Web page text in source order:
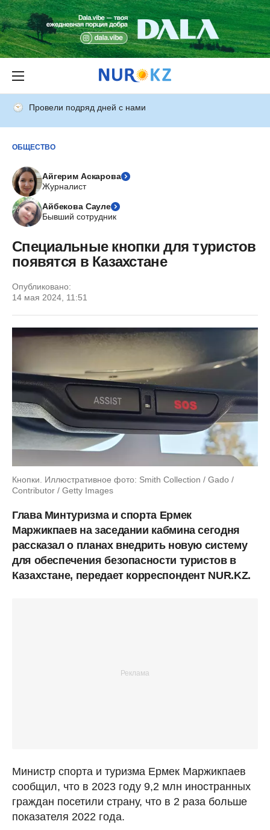
Провели подряд дней с нами
ОБЩЕСТВО
Айгерим Аскарова
Журналист
Айбекова Сауле
Бывший сотрудник
Специальные кнопки для туристов
появятся в Казахстане
Опубликовано:
14 мая 2024, 11:51
Кнопки. Иллюстративное фото: Smith Collection / Gado /
Contributor / Getty Images
Глава Минтуризма и спорта Ермек
Маржикпаев на заседании кабмина сегодня
рассказал о планах внедрить новую систему
для обеспечения безопасности туристов в
Казахстане, передает корреспондент NUR.KZ.
Министр спорта и туризма Ермек Маржикпаев
сообщил, что в 2023 году 9,2 млн иностранных
граждан посетили страну, что в 2 раза больше
показателя 2022 года.